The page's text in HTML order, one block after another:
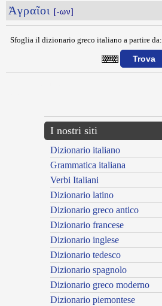
Ἀγραῖοι [-ων]
Sfoglia il dizionario greco italiano a partire da:
I nostri siti
Dizionario italiano
Grammatica italiana
Verbi Italiani
Dizionario latino
Dizionario greco antico
Dizionario francese
Dizionario inglese
Dizionario tedesco
Dizionario spagnolo
Dizionario greco moderno
Dizionario piemontese